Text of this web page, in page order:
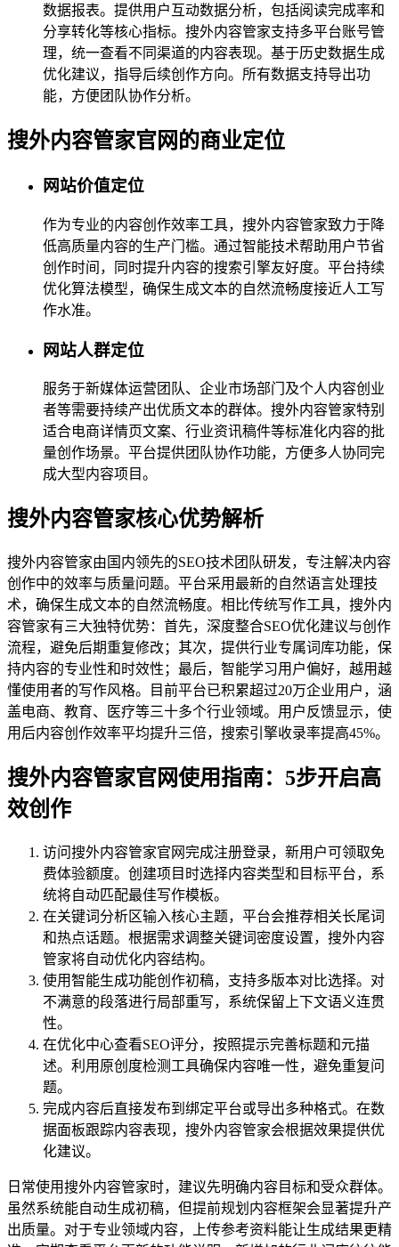
数据报表。提供用户互动数据分析，包括阅读完成率和
分享转化等核心指标。搜外内容管家支持多平台账号管
理，统一查看不同渠道的内容表现。基于历史数据生成
优化建议，指导后续创作方向。所有数据支持导出功
能，方便团队协作分析。
搜外内容管家官网的商业定位
网站价值定位
作为专业的内容创作效率工具，搜外内容管家致力于降
低高质量内容的生产门槛。通过智能技术帮助用户节省
创作时间，同时提升内容的搜索引擎友好度。平台持续
优化算法模型，确保生成文本的自然流畅度接近人工写
作水准。
网站人群定位
服务于新媒体运营团队、企业市场部门及个人内容创业
者等需要持续产出优质文本的群体。搜外内容管家特别
适合电商详情页文案、行业资讯稿件等标准化内容的批
量创作场景。平台提供团队协作功能，方便多人协同完
成大型内容项目。
搜外内容管家核心优势解析
搜外内容管家由国内领先的SEO技术团队研发，专注解决内容
创作中的效率与质量问题。平台采用最新的自然语言处理技
术，确保生成文本的自然流畅度。相比传统写作工具，搜外内
容管家有三大独特优势：首先，深度整合SEO优化建议与创作
流程，避免后期重复修改；其次，提供行业专属词库功能，保
持内容的专业性和时效性；最后，智能学习用户偏好，越用越
懂使用者的写作风格。目前平台已积累超过20万企业用户，涵
盖电商、教育、医疗等三十多个行业领域。用户反馈显示，使
用后内容创作效率平均提升三倍，搜索引擎收录率提高45%。
搜外内容管家官网使用指南：5步开启高
效创作
访问搜外内容管家官网完成注册登录，新用户可领取免
费体验额度。创建项目时选择内容类型和目标平台，系
统将自动匹配最佳写作模板。
在关键词分析区输入核心主题，平台会推荐相关长尾词
和热点话题。根据需求调整关键词密度设置，搜外内容
管家将自动优化内容结构。
使用智能生成功能创作初稿，支持多版本对比选择。对
不满意的段落进行局部重写，系统保留上下文语义连贯
性。
在优化中心查看SEO评分，按照提示完善标题和元描
述。利用原创度检测工具确保内容唯一性，避免重复问
题。
完成内容后直接发布到绑定平台或导出多种格式。在数
据面板跟踪内容表现，搜外内容管家会根据效果提供优
化建议。
日常使用搜外内容管家时，建议先明确内容目标和受众群体。
虽然系统能自动生成初稿，但提前规划内容框架会显著提升产
出质量。对于专业领域内容，上传参考资料能让生成结果更精